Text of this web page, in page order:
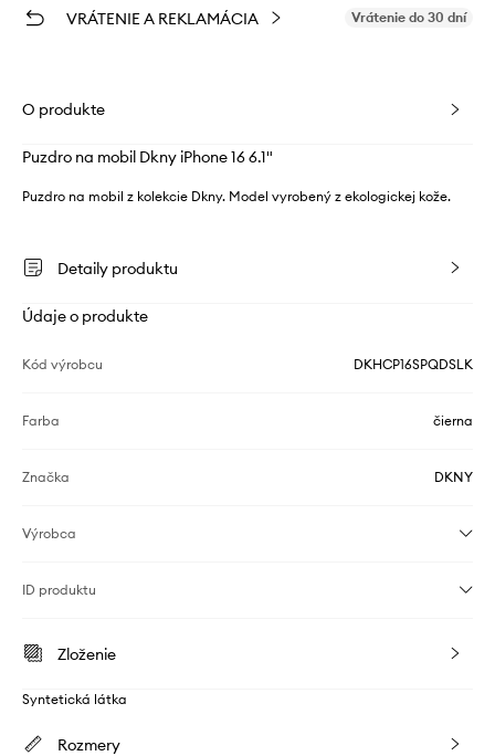
VRÁTENIE A REKLAMÁCIA Vrátenie do 30 dní
O produkte
Puzdro na mobil Dkny iPhone 16 6.1"
Puzdro na mobil z kolekcie Dkny. Model vyrobený z ekologickej kože.
Detaily produktu
Údaje o produkte
Kód výrobcu DKHCP16SPQDSLK
Farba čierna
Značka DKNY
Výrobca
ID produktu
Zloženie
Syntetická látka
Rozmery